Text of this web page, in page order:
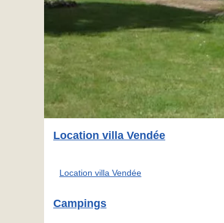
Location villa Vendée
Location villa Vendée
Campings